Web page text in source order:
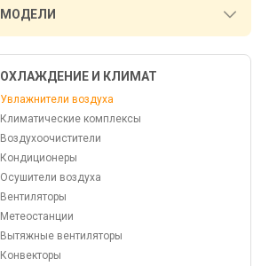
МОДЕЛИ
ОХЛАЖДЕНИЕ И КЛИМАТ
Увлажнители воздуха
Климатические комплексы
Воздухоочистители
Кондиционеры
Осушители воздуха
Вентиляторы
Метеостанции
Вытяжные вентиляторы
Конвекторы